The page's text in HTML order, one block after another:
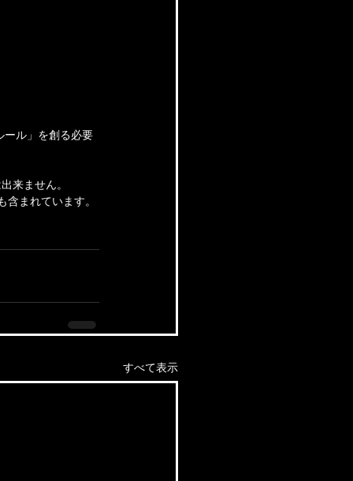
ール」を創る必要
来ません。
まれています。
すべて表示